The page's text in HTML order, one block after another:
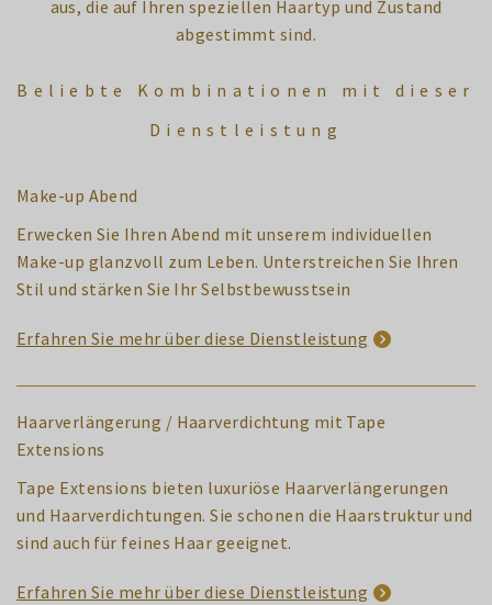
aus, die auf Ihren speziellen Haartyp und Zustand
abgestimmt sind.
Beliebte Kombinationen mit dieser
Dienstleistung
Make-up Abend
Erwecken Sie Ihren Abend mit unserem individuellen
Make-up glanzvoll zum Leben. Unterstreichen Sie Ihren
Stil und stärken Sie Ihr Selbstbewusstsein
Erfahren Sie mehr über diese Dienstleistung
Haarverlängerung / Haarverdichtung mit Tape
Extensions
Tape Extensions bieten luxuriöse Haarverlängerungen
und Haarverdichtungen. Sie schonen die Haarstruktur und
sind auch für feines Haar geeignet.
Erfahren Sie mehr über diese Dienstleistung